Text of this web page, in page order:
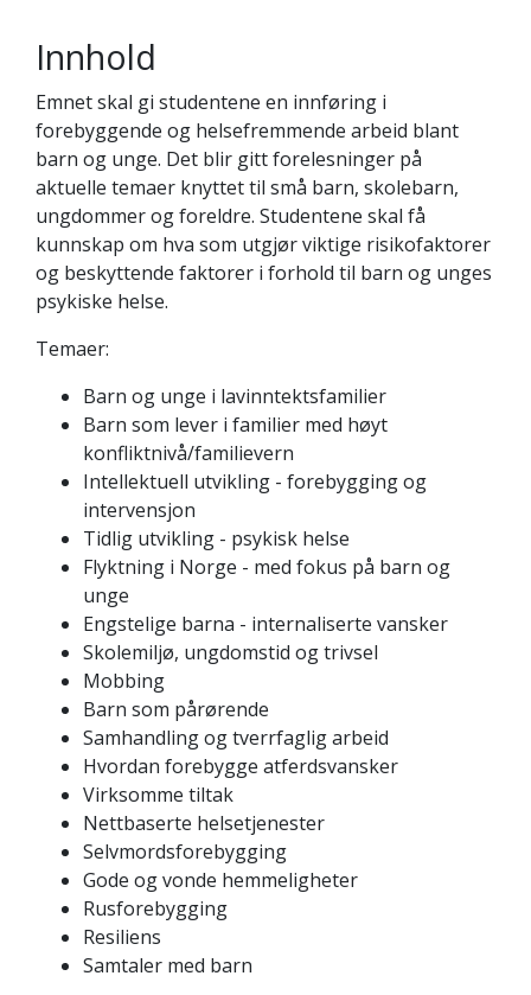
Innhold
Emnet skal gi studentene en innføring i
forebyggende og helsefremmende arbeid blant
barn og unge. Det blir gitt forelesninger på
aktuelle temaer knyttet til små barn, skolebarn,
ungdommer og foreldre. Studentene skal få
kunnskap om hva som utgjør viktige risikofaktorer
og beskyttende faktorer i forhold til barn og unges
psykiske helse.
Temaer:
Barn og unge i lavinntektsfamilier
Barn som lever i familier med høyt
konfliktnivå/familievern
Intellektuell utvikling - forebygging og
intervensjon
Tidlig utvikling - psykisk helse
Flyktning i Norge - med fokus på barn og
unge
Engstelige barna - internaliserte vansker
Skolemiljø, ungdomstid og trivsel
Mobbing
Barn som pårørende
Samhandling og tverrfaglig arbeid
Hvordan forebygge atferdsvansker
Virksomme tiltak
Nettbaserte helsetjenester
Selvmordsforebygging
Gode og vonde hemmeligheter
Rusforebygging
Resiliens
Samtaler med barn